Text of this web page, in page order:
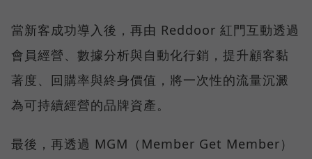
當新客成功導入後，再由 Reddoor 紅門互動透過
會員經營、數據分析與自動化行銷，提升顧客黏
著度、回購率與終身價值，將一次性的流量沉澱
為可持續經營的品牌資產。
最後，再透過 MGM（Member Get Member）